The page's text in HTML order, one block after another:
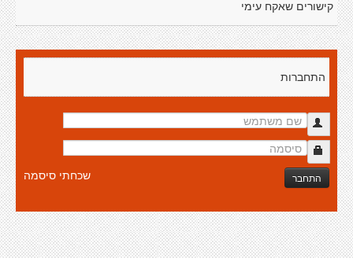
קישורים שאקח עימי
התחברות
התחבר שכחתי סיסמה